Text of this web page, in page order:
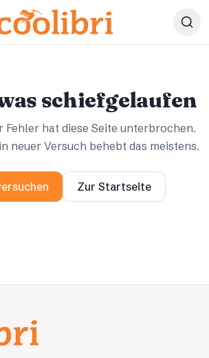
schiefgelaufen
Fehler hat diese Seite unterbrochen.
neuer Versuch behebt das meistens.
Zur Startseite